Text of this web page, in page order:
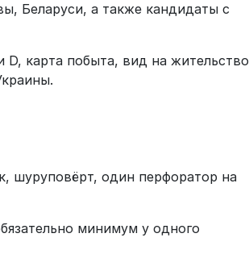
Беларуси, а также кандидаты с
D, карта побыта, вид на жительство
шуруповёрт, один перфоратор на
минимум у одного